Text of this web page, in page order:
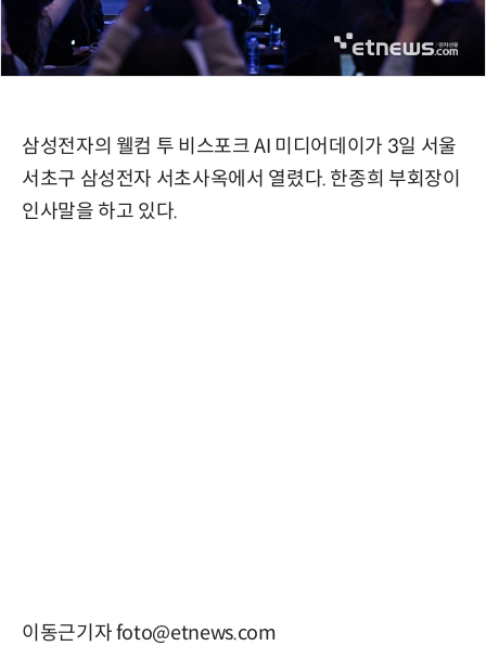
삼성전자의 웰컴 투 비스포크 AI 미디어데이가 3일 서울
서초구 삼성전자 서초사옥에서 열렸다. 한종희 부회장이
인사말을 하고 있다.
이동근기자 foto@etnews.com